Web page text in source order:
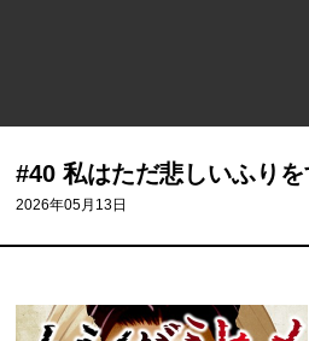
#40 私はただ悲しいふりを
2026年05月13日